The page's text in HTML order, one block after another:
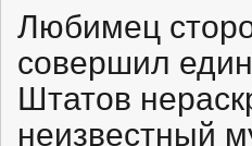
Любимец
совершил
Штатов
неизвестный